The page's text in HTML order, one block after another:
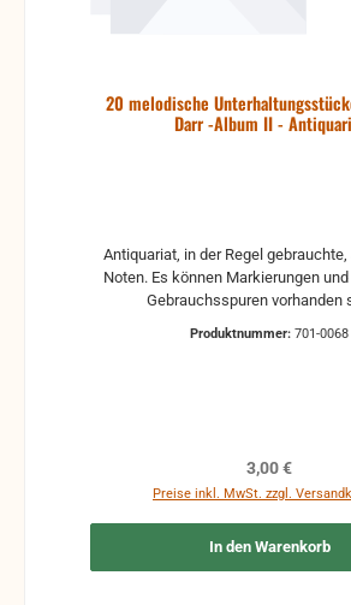
20 melodische
Darr -Album II -
Noten. Es können Markierungen
Produktnummer: 701-0068
Regulärer Preis:
3,00 €
Preise inkl. MwSt. zzgl.
In den Warenkorb